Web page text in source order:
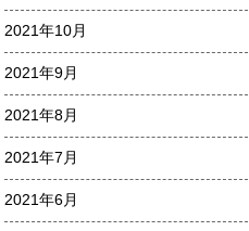
2021年10月
2021年9月
2021年8月
2021年7月
2021年6月